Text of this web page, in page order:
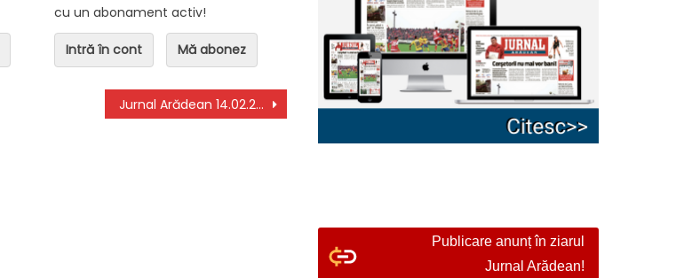
cu un abonament activ!
Intră în cont Mă abonez
Jurnal Arădean 14.02.2022
Publicare anunț în ziarul
Jurnal Arădean!